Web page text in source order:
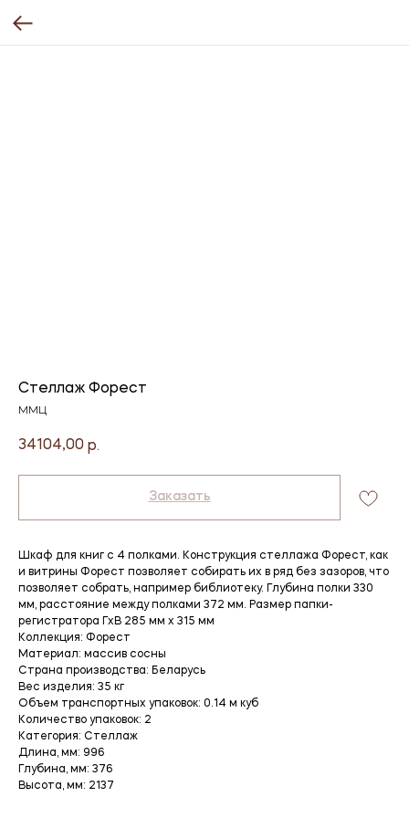
Стеллаж Форест
ММЦ
34104,00 р.
Заказать
Шкаф для книг с 4 полками. Конструкция стеллажа Форест, как
и витрины Форест позволяет собирать их в ряд без зазоров, что
позволяет собрать, например библиотеку. Глубина полки 330
мм, расстояние между полками 372 мм. Размер папки-
регистратора ГхВ 285 мм х 315 мм
Коллекция: Форест
Материал: массив сосны
Страна производства: Беларусь
Вес изделия: 35 кг
Объем транспортных упаковок: 0.14 м куб
Количество упаковок: 2
Категория: Стеллаж
Длина, мм: 996
Глубина, мм: 376
Высота, мм: 2137